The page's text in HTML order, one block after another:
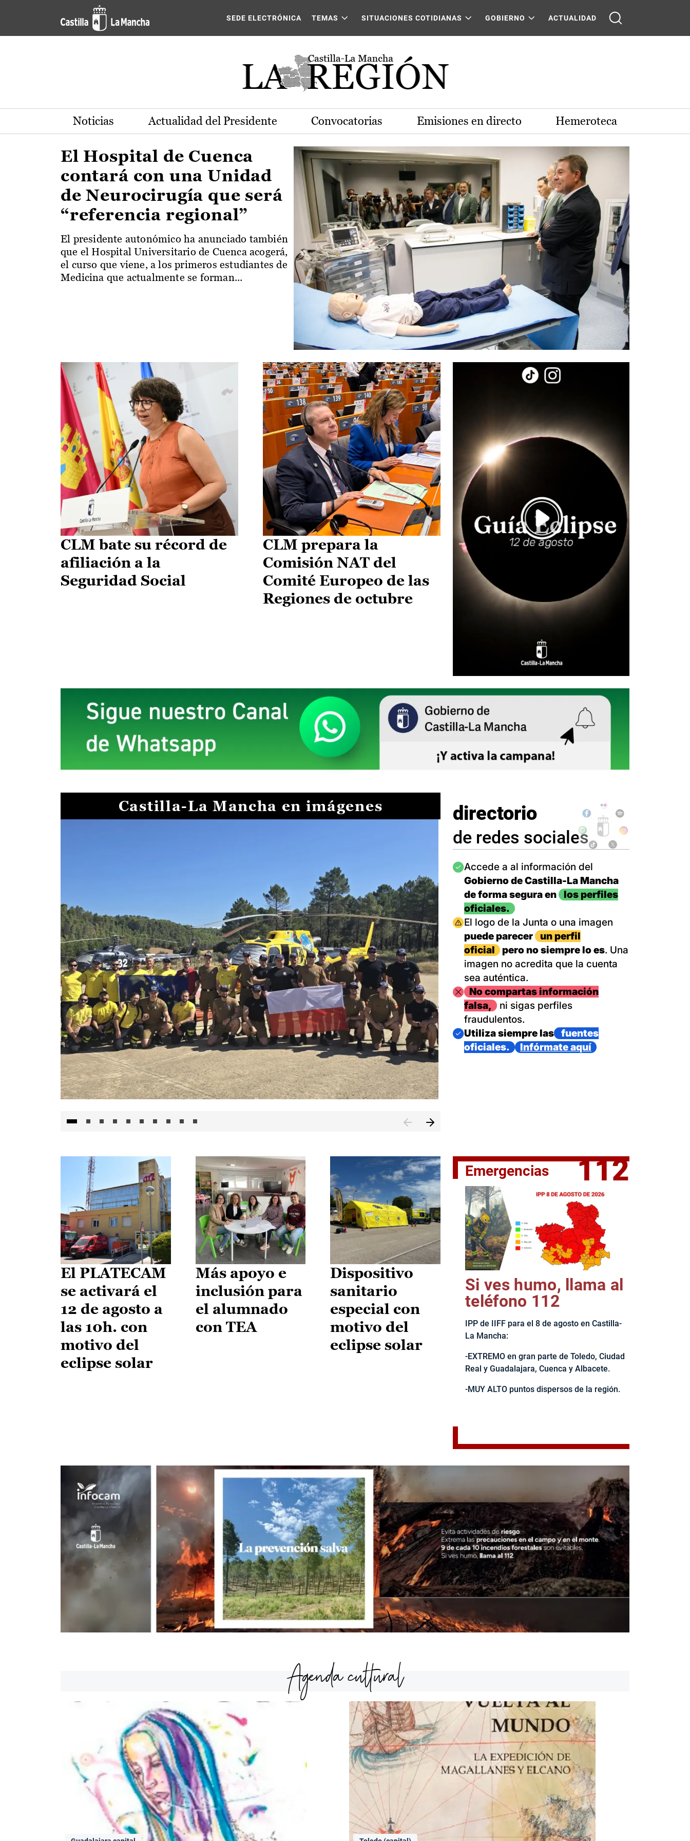
Pasar al contenido principal
Actualidad de la región de Castilla-La Mancha
SEDE ELECTRÓNICA TEMAS SITUACIONES COTIDIANAS GOBIERNO ACTUALIDAD
Noticias Actualidad del Presidente Convocatorias Emisiones en directo Hemeroteca
El Hospital de Cuenca
contará con una Unidad
de Neurocirugía que será
“referencia regional”
El presidente autonómico ha anunciado también
que el Hospital Universitario de Cuenca acogerá,
el curso que viene, a los primeros estudiantes de
Medicina que actualmente se forman...
CLM bate su récord de
afiliación a la
Seguridad Social
CLM prepara la
Comisión NAT del
Comité Europeo de las
Regiones de octubre
Castilla-La Mancha en imágenes
II Vuelta Ciclista CLM LEADER
directorio
de redes sociales
Imagen
Accede a al información del
Gobierno de Castilla-La Mancha
de forma segura en
los perfiles
oficiales.
Imagen
El logo de la Junta o una imagen
puede parecer
un perfil
oficial
pero no siempre lo es. Una
imagen no acredita que la cuenta
sea auténtica.
ImagenNo compartas información
falsa,
ni sigas perfiles
fraudulentos.
Imagen
Utiliza siempre las
fuentes
oficiales.
Infórmate aquí
El PLATECAM
se activará el
12 de agosto a
las 10h. con
motivo del
eclipse solar
Más apoyo e
inclusión para
el alumnado
con TEA
Dispositivo
sanitario
especial con
motivo del
eclipse solar
Emergencias 112
Si ves humo, llama al
teléfono 112
IPP de IIFF para el 8 de agosto en Castilla-
La Mancha:
-EXTREMO en gran parte de Toledo, Ciudad
Real y Guadalajara, Cuenca y Albacete.
-MUY ALTO puntos dispersos de la región.
Agenda cultural